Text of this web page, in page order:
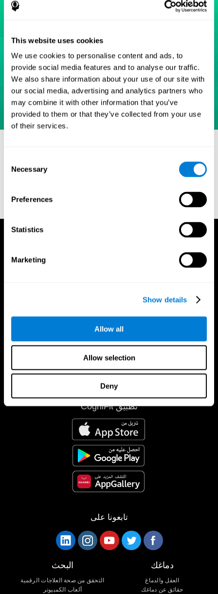
This website uses cookies
We use cookies to personalise content and ads, to
provide social media features and to analyse our traffic.
We also share information about your use of our site with
our social media, advertising and analytics partners who
may combine it with other information that you’ve
provided to them or that they’ve collected from your use
of their services.
Selection
Necessary
Preferences
Statistics
Marketing
Show details
Allow all
Allow selection
Deny
upon identification of a target letter in a non- search task".
Perception and Psychophysics. 16: 143–149.
تطبيق CogniFit
تابعونا على
دماغك
العقل والدماغ
حقائق عن دماغك
البحث
التحقق من صحة العلاجات الرقمية
ألعاب الكمبيوتر